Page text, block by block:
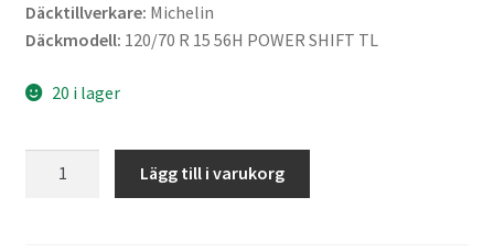
Däcktillverkare: Michelin
Däckmodell: 120/70 R 15 56H POWER SHIFT TL
20 i lager
Lägg till i varukorg